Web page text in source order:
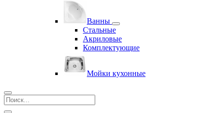
Ванны
Стальные
Акриловые
Комплектующие
Мойки кухонные